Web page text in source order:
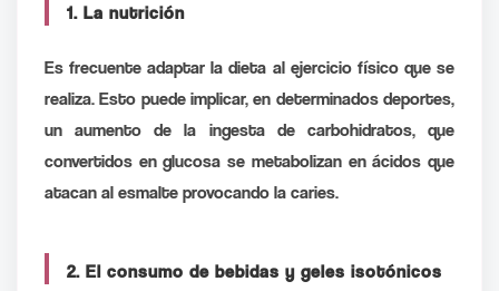
1. La nutrición
Es frecuente adaptar la dieta al ejercicio físico que se
realiza. Esto puede implicar, en determinados deportes,
un aumento de la ingesta de carbohidratos, que
convertidos en glucosa se metabolizan en ácidos que
atacan al esmalte provocando la caries.
2. El consumo de bebidas y geles isotónicos